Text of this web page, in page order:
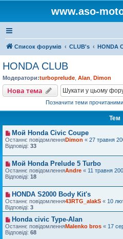
www.aso-
Список форумів CLUB's HONDA
HONDA CLUB
Модератори:turboprelude Alan Dimon
Нова тема
Позначити теми прочитаними
Тем
Мой Honda Civic Coupe
Останнє повідомленняDimon « 27 травня
Відповіді: 33
Мой Honda Prelude 5 Turbo
Останнє повідомленняAndre « 11 травня
Відповіді: 18
HONDA S2000 Body Kit's
Останнє повідомлення43RTG_alakS « 10
Відповіді: 3
Honda civic Type-Alan
Останнє повідомленняMalenko bros « 17
Відповіді: 68